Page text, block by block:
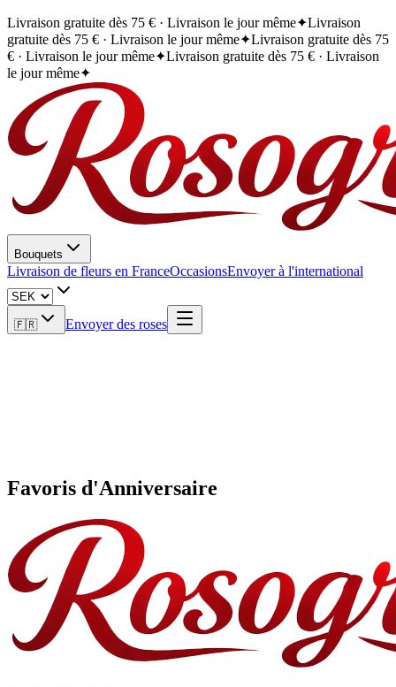
Livraison gratuite dès 75 € · Livraison le jour même✦Livraison
gratuite dès 75 € · Livraison le jour même✦Livraison gratuite dès 75
€ · Livraison le jour même✦Livraison gratuite dès 75 € · Livraison
le jour même✦
Bouquets
Livraison de fleurs en FranceOccasionsEnvoyer à l'international
🇫🇷 Envoyer des roses
Favoris d'Anniversaire